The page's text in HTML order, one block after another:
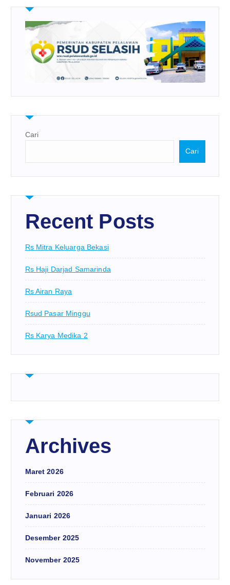
Cari
Cari
Recent Posts
Rs Mitra Keluarga Bekasi
Rs Haji Darjad Samarinda
Rs Airan Raya
Rsud Pasar Minggu
Rs Karya Medika 2
Archives
Maret 2026
Februari 2026
Januari 2026
Desember 2025
November 2025